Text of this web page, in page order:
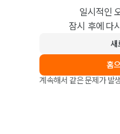
일시적인
잠시 후에 다
새
홈
계속해서 같은 문제가 발